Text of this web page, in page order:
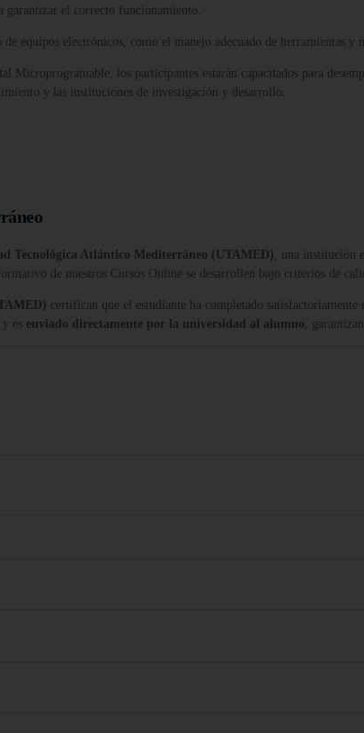
garantizar el correcto funcionamiento.
equipos electrónicos, como el manejo adecuado de herramientas
los participantes estarán capacitados para
y las instituciones de investigación y desarrollo.
Tecnológica Atlántico Mediterráneo (UTAMED), una institución
de nuestros Cursos Online se desarrollen bajo criterios de
certifican que el estudiante ha completado
y es enviado directamente por la universidad al alumno,